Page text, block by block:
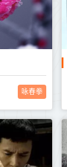
咏春拳